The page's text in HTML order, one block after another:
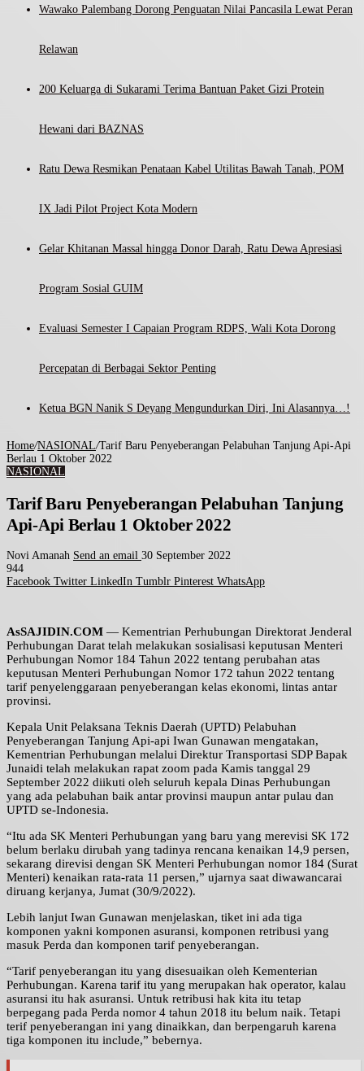
Wawako Palembang Dorong Penguatan Nilai Pancasila Lewat Peran
Relawan
200 Keluarga di Sukarami Terima Bantuan Paket Gizi Protein
Hewani dari BAZNAS
Ratu Dewa Resmikan Penataan Kabel Utilitas Bawah Tanah, POM
IX Jadi Pilot Project Kota Modern
Gelar Khitanan Massal hingga Donor Darah, Ratu Dewa Apresiasi
Program Sosial GUIM
Evaluasi Semester I Capaian Program RDPS, Wali Kota Dorong
Percepatan di Berbagai Sektor Penting
Ketua BGN Nanik S Deyang Mengundurkan Diri, Ini Alasannya…!
Home/NASIONAL/Tarif Baru Penyeberangan Pelabuhan Tanjung Api-Api
Berlau 1 Oktober 2022
NASIONAL
Tarif Baru Penyeberangan Pelabuhan Tanjung
Api-Api Berlau 1 Oktober 2022
Novi Amanah Send an email 30 September 2022
944
Facebook Twitter LinkedIn Tumblr Pinterest WhatsApp
AsSAJIDIN.COM — Kementrian Perhubungan Direktorat Jenderal
Perhubungan Darat telah melakukan sosialisasi keputusan Menteri
Perhubungan Nomor 184 Tahun 2022 tentang perubahan atas
keputusan Menteri Perhubungan Nomor 172 tahun 2022 tentang
tarif penyelenggaraan penyeberangan kelas ekonomi, lintas antar
provinsi.
Kepala Unit Pelaksana Teknis Daerah (UPTD) Pelabuhan
Penyeberangan Tanjung Api-api Iwan Gunawan mengatakan,
Kementrian Perhubungan melalui Direktur Transportasi SDP Bapak
Junaidi telah melakukan rapat zoom pada Kamis tanggal 29
September 2022 diikuti oleh seluruh kepala Dinas Perhubungan
yang ada pelabuhan baik antar provinsi maupun antar pulau dan
UPTD se-Indonesia.
“Itu ada SK Menteri Perhubungan yang baru yang merevisi SK 172
belum berlaku dirubah yang tadinya rencana kenaikan 14,9 persen,
sekarang direvisi dengan SK Menteri Perhubungan nomor 184 (Surat
Menteri) kenaikan rata-rata 11 persen,” ujarnya saat diwawancarai
diruang kerjanya, Jumat (30/9/2022).
Lebih lanjut Iwan Gunawan menjelaskan, tiket ini ada tiga
komponen yakni komponen asuransi, komponen retribusi yang
masuk Perda dan komponen tarif penyeberangan.
“Tarif penyeberangan itu yang disesuaikan oleh Kementerian
Perhubungan. Karena tarif itu yang merupakan hak operator, kalau
asuransi itu hak asuransi. Untuk retribusi hak kita itu tetap
berpegang pada Perda nomor 4 tahun 2018 itu belum naik. Tetapi
terif penyeberangan ini yang dinaikkan, dan berpengaruh karena
tiga komponen itu include,” bebernya.